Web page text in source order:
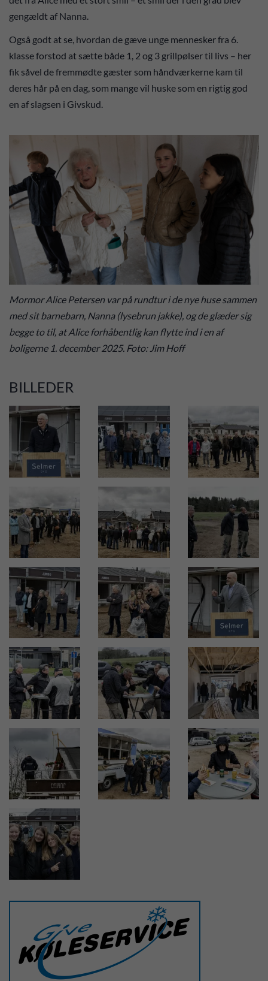
gengældt af Nanna.
Også godt at se, hvordan de gæve unge mennesker fra 6.
klasse forstod at sætte både 1, 2 og 3 grillpølser til livs – her
fik såvel de fremmødte gæster som håndværkerne kam til
deres hår på en dag, som mange vil huske som en rigtig god
en af slagsen i Givskud.
Mormor Alice Petersen var på rundtur i de nye huse sammen
med sit barnebarn, Nanna (lysebrun jakke), og de glæder sig
begge to til, at Alice forhåbentlig kan flytte ind i en af
boligerne 1. december 2025. Foto: Jim Hoff
BILLEDER